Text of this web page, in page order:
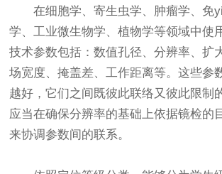
在细胞学、寄生虫学、肿瘤学、免yi
学、工业微生物学、植物学等领域中使
技术参数包括：数值孔径、分辨率、扩
场宽度、掩盖差、工作距离等。这些参
越好，它们之间既彼此联络又彼此限制
应当在确保分辨率的基础上依据镜检的
来协调参数间的联系。